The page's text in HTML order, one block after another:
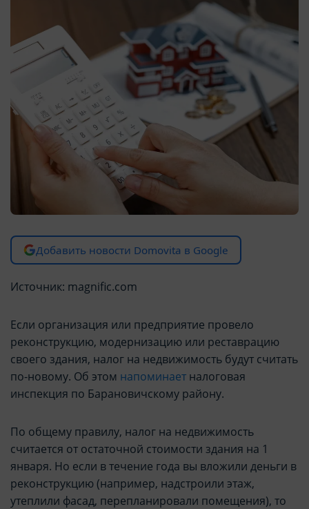
Добавить новости Domovita в Google
Источник: magnific.com
Если организация или предприятие провело
реконструкцию, модернизацию или реставрацию
своего здания, налог на недвижимость будут считать
по-новому. Об этом напоминает налоговая
инспекция по Барановичскому району.
По общему правилу, налог на недвижимость
считается от остаточной стоимости здания на 1
января. Но если в течение года вы вложили деньги в
реконструкцию (например, надстроили этаж,
утеплили фасад, перепланировали помещения), то